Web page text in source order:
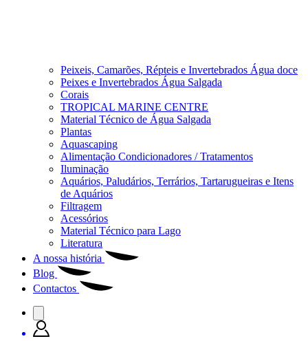
Peixeis, Camarões, Répteis e Invertebrados Água doce
Peixes e Invertebrados Água Salgada
Corais
TROPICAL MARINE CENTRE
Material Técnico de Água Salgada
Plantas
Aquascaping
Alimentação Condicionadores / Tratamentos
Iluminação
Aquários, Paludários, Terrários, Tartarugueiras e Itens
de Aquários
Filtragem
Acessórios
Material Técnico para Lago
Literatura
A nossa história
Blog
Contactos